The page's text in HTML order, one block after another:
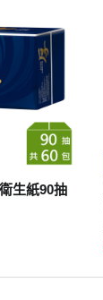
生紙90抽